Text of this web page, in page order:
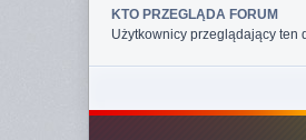
KTO PRZEGLĄDA FORUM
Użytkownicy przeglądający ten